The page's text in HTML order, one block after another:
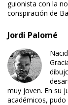
guionista con la
conspiración de
Jordi Palomé
muy joven. En su
académicos,